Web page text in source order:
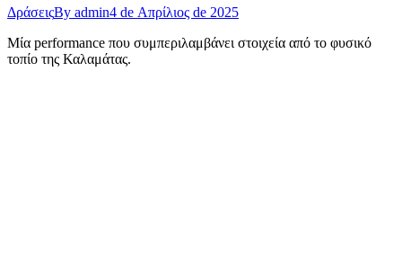
ΔράσειςBy admin4 de Απρίλιος de 2025
Μία performance που συμπεριλαμβάνει στοιχεία από το φυσικό
τοπίο της Καλαμάτας.